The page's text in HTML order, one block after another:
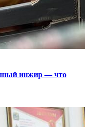
инжир — что